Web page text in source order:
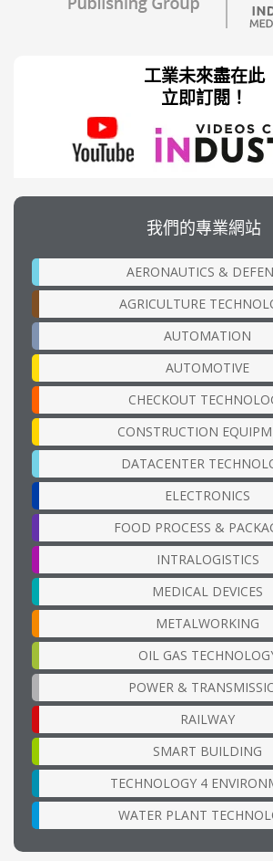
工業未來盡在此
立即訂閱！
我們的專業網站
AERONAUTICS &
AGRICULTURE
AUTOMATION
AUTOMOTIVE
CHECKOUT
CONSTRUCTION
DATACENTER
ELECTRONICS
FOOD PROCESS &
INTRALOGISTICS
MEDICAL DEVICES
METALWORKING
OIL GAS
POWER &
RAILWAY
SMART BUILDING
TECHNOLOGY 4
WATER PLANT